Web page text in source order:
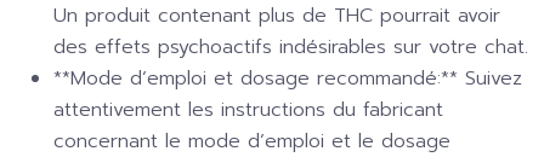
Un produit contenant plus de THC pourrait avoir
des effets psychoactifs indésirables sur votre chat.
**Mode d’emploi et dosage recommandé:** Suivez
attentivement les instructions du fabricant
concernant le mode d’emploi et le dosage